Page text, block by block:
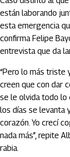
están laborando
esta emergencia
confirma Felipe
entrevista que da
“Pero lo más triste
creen que con dar
se le olvida todo lo
los días se levanta
corazón. Yo crecí
nada más”, repite
rabia.